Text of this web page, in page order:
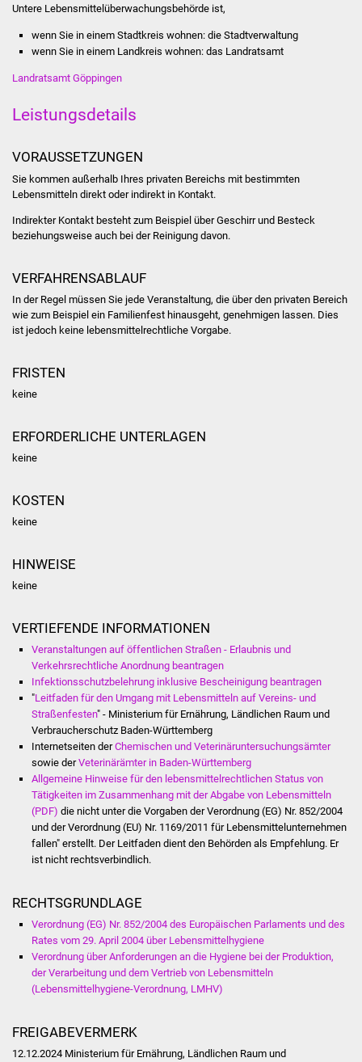
FNP / Bebauungspläne
Wahlen
Projekte
Schulentwicklung Bizet
Sanierung Bizethalle
Bildung
Schulen
Kindergärten
Kolping-Musikschule
Volkshochschule
Soziale Einrichtungen
Lokale Agenda
Jugendhaus
Fachteam Jugend
Familienzentrum
Untere Lebensmittelüberwachungsbehörde ist,
wenn Sie in einem Stadtkreis wohnen: die Stadtverwaltung
wenn Sie in einem Landkreis wohnen: das Landratsamt
Landratsamt Göppingen
Leistungsdetails
VORAUSSETZUNGEN
Sie kommen außerhalb Ihres privaten Bereichs mit bestimmten
Lebensmitteln direkt oder indirekt in Kontakt.
Indirekter Kontakt besteht zum Beispiel über Geschirr und Besteck
beziehungsweise auch bei der Reinigung davon.
VERFAHRENSABLAUF
In der Regel müssen Sie jede Veranstaltung, die über den privaten Bereich
wie zum Beispiel ein Familienfesthinausgeht, genehmigen lassen. Dies
ist jedoch keine lebensmittelrechtliche Vorgabe.
FRISTEN
keine
ERFORDERLICHE UNTERLAGEN
keine
KOSTEN
keine
HINWEISE
keine
VERTIEFENDE INFORMATIONEN
Veranstaltungen auf öffentlichen Straßen - Erlaubnis und
Verkehrsrechtliche Anordnung beantragen
Infektionsschutzbelehrung inklusive Bescheinigung beantragen
"Leitfaden für den Umgang mit Lebensmitteln auf Vereins- und
Straßenfesten" - Ministerium für Ernährung, Ländlichen Raum und
Verbraucherschutz Baden-Württemberg
Internetseiten derChemischen und Veterinäruntersuchungsämter
sowie derVeterinärämter in Baden-Württemberg
Allgemeine Hinweise für den lebensmittelrechtlichen Status von
Tätigkeiten im Zusammenhang mit der Abgabe von Lebensmitteln
(PDF) die nicht unter die Vorgaben der Verordnung (EG) Nr. 852/2004
und der Verordnung (EU) Nr. 1169/2011 für Lebensmittelunternehmen
fallen" erstellt. Der Leitfaden dient den Behörden als Empfehlung. Er
ist nicht rechtsverbindlich.
RECHTSGRUNDLAGE
Verordnung (EG) Nr. 852/2004 des Europäischen Parlaments und des
Rates vom 29. April 2004 über Lebensmittelhygiene
Verordnung über Anforderungen an die Hygiene bei der Produktion,
der Verarbeitung und dem Vertrieb von Lebensmitteln
(Lebensmittelhygiene-Verordnung, LMHV)
FREIGABEVERMERK
12.12.2024 Ministerium für Ernährung, Ländlichen Raum und